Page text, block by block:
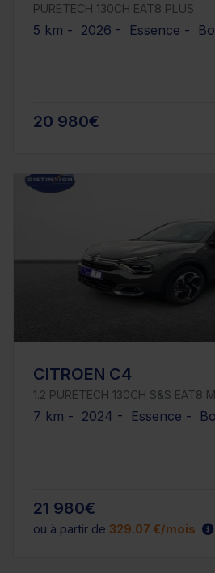
PURETECH 130CH EAT8 PLUS
5 km - 2026 - Essence -
20 980€
CITROEN C4
1.2 PURETECH 130CH S&S EAT8
7 km - 2024 - Essence -
21 980€
ou à partir de 329.07 €/mois